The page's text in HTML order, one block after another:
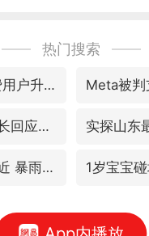
热门搜索
OpenAI为免费用户升级GPT-5.6 Luna
泰交通部副部长回应中国游客遭歧视
台风白海豚逼近 暴雨大暴雨来袭